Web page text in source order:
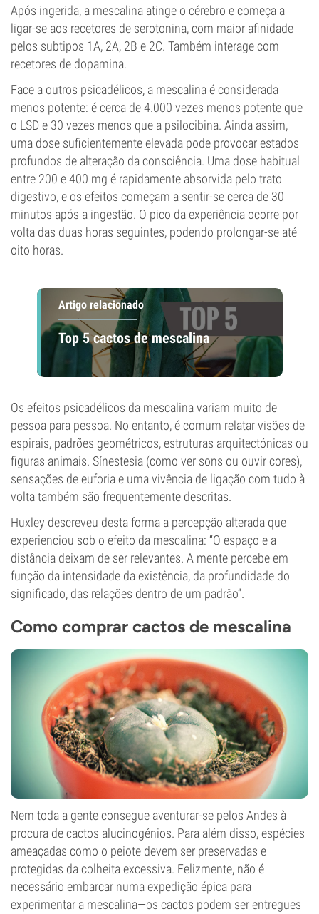
Após ingerida, a mescalina atinge o cérebro e começa a
ligar-se aos recetores de serotonina, com maior afinidade
pelos subtipos 1A, 2A, 2B e 2C. Também interage com
recetores de dopamina.
Face a outros psicadélicos, a mescalina é considerada
menos potente: é cerca de 4.000 vezes menos potente que
o LSD e 30 vezes menos que a psilocibina. Ainda assim,
uma dose suficientemente elevada pode provocar estados
profundos de alteração da consciência. Uma dose habitual
entre 200 e 400 mg é rapidamente absorvida pelo trato
digestivo, e os efeitos começam a sentir-se cerca de 30
minutos após a ingestão. O pico da experiência ocorre por
volta das duas horas seguintes, podendo prolongar-se até
oito horas.
Artigo relacionado
Top 5 cactos de mescalina
Os efeitos psicadélicos da mescalina variam muito de
pessoa para pessoa. No entanto, é comum relatar visões de
espirais, padrões geométricos, estruturas arquitectónicas ou
figuras animais. Sínestesia (como ver sons ou ouvir cores),
sensações de euforia e uma vivência de ligação com tudo à
volta também são frequentemente descritas.
Huxley descreveu desta forma a percepção alterada que
experienciou sob o efeito da mescalina: “O espaço e a
distância deixam de ser relevantes. A mente percebe em
função da intensidade da existência, da profundidade do
significado, das relações dentro de um padrão”.
Como comprar cactos de mescalina
Nem toda a gente consegue aventurar-se pelos Andes à
procura de cactos alucinogénios. Para além disso, espécies
ameaçadas como o peiote devem ser preservadas e
protegidas da colheita excessiva. Felizmente, não é
necessário embarcar numa expedição épica para
experimentar a mescalina—os cactos podem ser entregues